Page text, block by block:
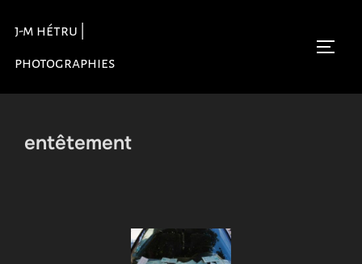
contenu
j-m hétru |
photographies
entêtement